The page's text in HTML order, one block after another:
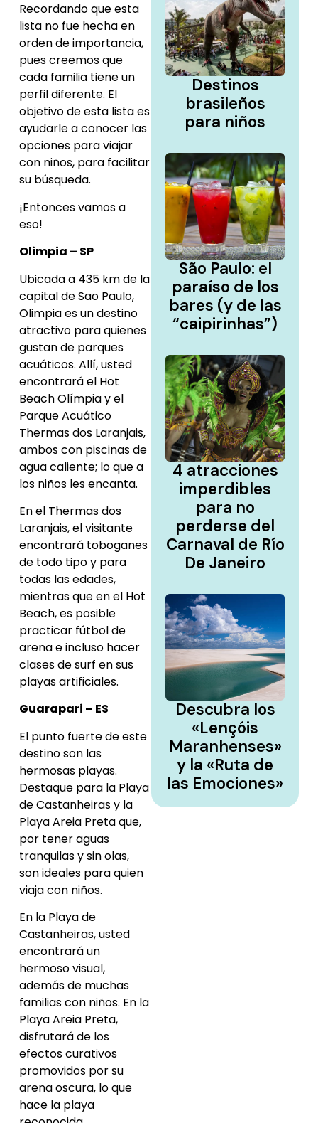
Recordando que esta
lista no fue hecha en
orden de importancia,
pues creemos que
cada familia tiene un
perfil diferente. El
objetivo de esta lista es
ayudarle a conocer las
opciones para viajar
con niños, para facilitar
su búsqueda.
¡Entonces vamos a
eso!
Olimpia – SP
Ubicada a 435 km de la
capital de Sao Paulo,
Olimpia es un destino
atractivo para quienes
gustan de parques
acuáticos. Allí, usted
encontrará el Hot
Beach Olímpia y el
Parque Acuático
Thermas dos Laranjais,
ambos con piscinas de
agua caliente; lo que a
los niños les encanta.
En el Thermas dos
Laranjais, el visitante
encontrará toboganes
de todo tipo y para
todas las edades,
mientras que en el Hot
Beach, es posible
practicar fútbol de
arena e incluso hacer
clases de surf en sus
playas artificiales.
Guarapari – ES
El punto fuerte de este
destino son las
hermosas playas.
Destaque para la Playa
de Castanheiras y la
Playa Areia Preta que,
por tener aguas
tranquilas y sin olas,
son ideales para quien
viaja con niños.
En la Playa de
Castanheiras, usted
encontrará un
hermoso visual,
además de muchas
familias con niños. En la
Playa Areia Preta,
disfrutará de los
efectos curativos
promovidos por su
arena oscura, lo que
hace la playa
Destinos
brasileños
para niños
São Paulo: el
paraíso de los
bares (y de las
“caipirinhas”)
4 atracciones
imperdibles
para no
perderse del
Carnaval de Río
De Janeiro
Descubra los
«Lençóis
Maranhenses»
y la «Ruta de
las Emociones»